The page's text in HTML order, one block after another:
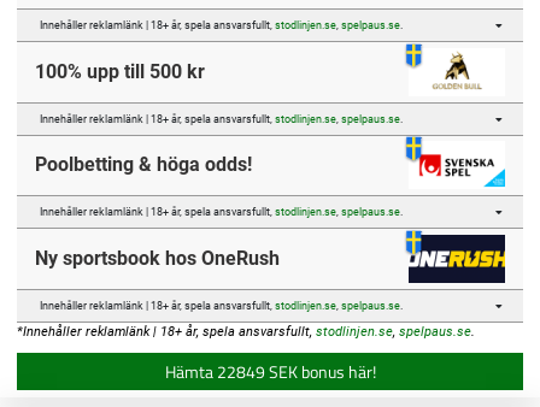
Innehåller reklamlänk | 18+ år, spela ansvarsfullt, stodlinjen.se, spelpaus.se.
100% upp till 500 kr
Innehåller reklamlänk | 18+ år, spela ansvarsfullt, stodlinjen.se, spelpaus.se.
Poolbetting & höga odds!
Innehåller reklamlänk | 18+ år, spela ansvarsfullt, stodlinjen.se, spelpaus.se.
Ny sportsbook hos OneRush
Innehåller reklamlänk | 18+ år, spela ansvarsfullt, stodlinjen.se, spelpaus.se.
*Innehåller reklamlänk | 18+ år, spela ansvarsfullt, stodlinjen.se, spelpaus.se.
Hämta 22849 SEK bonus här!